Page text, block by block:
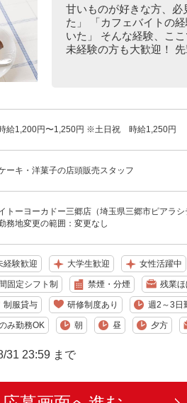
甘いものが好きな方、
た」 「カフェバイトの
いた」 そんな経験、こ
未経験の方も大歓迎！
給1,200円〜1,250円 ※土日祝 時給1,250円
ーキ・洋菓子の店頭販売スタッフ
トーヨーカドー三郷店（埼玉県三郷市ピア
務地変更の範囲：変更なし
経験歓迎 大学生歓迎 女性活躍中
固定シフト制 禁煙・分煙 残業ほ
制服貸与 研修制度あり 週2～3日
み勤務OK 朝 昼 夕方
31 23:59 まで